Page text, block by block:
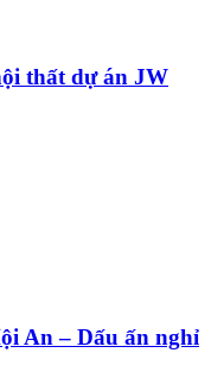
thất dự án JW
An – Dấu ấn nghỉ